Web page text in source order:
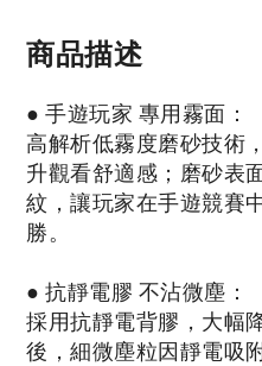
商品描述
● 手遊玩家 專用霧面：
高解析低霧度磨砂技術
升觀看舒適感；磨砂表
紋，讓玩家在手遊競賽
勝。
● 抗靜電膠 不沾微塵：
採用抗靜電背膠，大幅
後，細微塵粒因靜電吸